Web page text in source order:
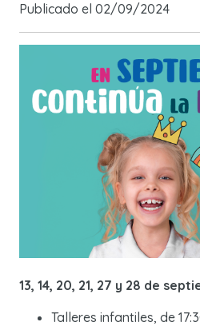
Publicado el 02/09/2024
13, 14, 20, 21, 27 y 28 de
Talleres infantiles, de